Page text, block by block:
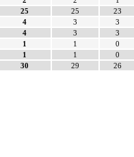
25 25
23
4 3
3
4 3
3
1 1
0
1 1
0
30 29 26